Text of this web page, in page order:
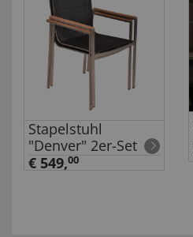
Stapelstuhl
"Denver" 2er-Set
€ 549,00